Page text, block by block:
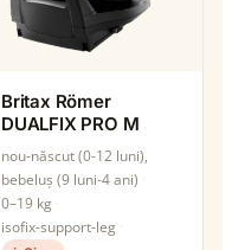
Britax Römer
DUALFIX PRO M
nou-născut (0-12 luni),
bebeluș (9 luni-4 ani)
0–19 kg
isofix-support-leg